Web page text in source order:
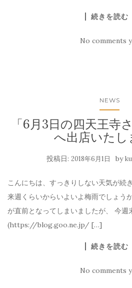
続きを読む
No comments
NEWS
「6月3日の四天王寺
へ出店いたし
投稿日: 2018年6月1日 by
こんにちは、すっきりしない天気が続
来週くらいからいよいよ梅雨でしょう
が直前となってしまいましたが、 今週
(https://blog.goo.ne.jp/ […]
続きを読む
No comments